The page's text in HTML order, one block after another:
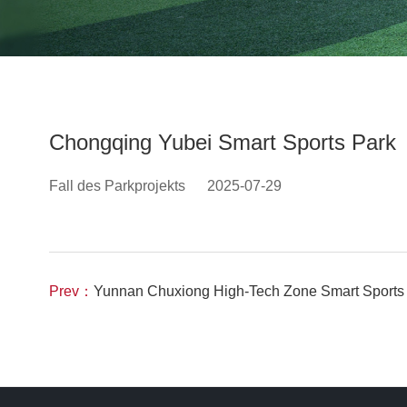
Chongqing Yubei Smart Sports Park
Fall des Parkprojekts 2025-07-29
Prev： Yunnan Chuxiong High-Tech Zone Smart